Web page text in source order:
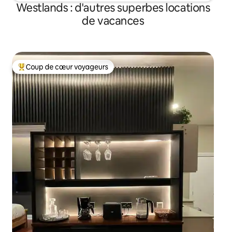
Westlands : d'autres superbes locations
de vacances
Coups de cœur voyageurs les plus appréciés
Coup de cœur voyageurs